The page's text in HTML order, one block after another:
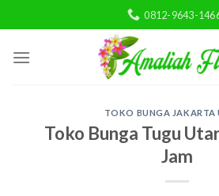
to
content
0812-9643-
TOKO BUNGA JAKARTA
Toko Bunga Tugu
Jam